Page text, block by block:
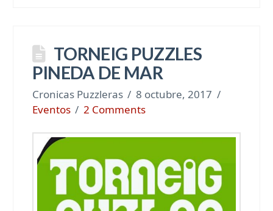
TORNEIG PUZZLES
PINEDA DE MAR
Cronicas Puzzleras
8 octubre, 2017
Eventos
2 Comments